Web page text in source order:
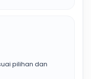
pilihan dan